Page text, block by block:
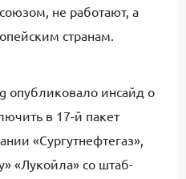
не работают, а
странам.
опубликовало инсайд о
в 17-й пакет
«Сургутнефтегаз»,
«Лукойла» со штаб-